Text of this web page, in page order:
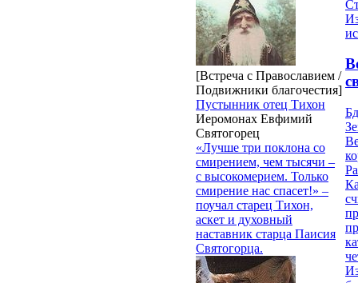
[Встреча с Православием /
Подвижники благочестия]
Пустынник отец Тихон
Иеромонах Евфимий
Святогорец
«Лучше три поклона со
смирением, чем тысячи –
с высокомерием. Только
смирение нас спасет!» –
поучал старец Тихон,
аскет и духовный
наставник старца Паисия
Святогорца.